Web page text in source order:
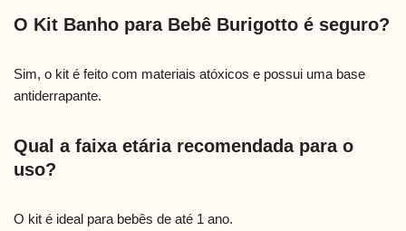
O Kit Banho para Bebê Burigotto é seguro?
Sim, o kit é feito com materiais atóxicos e possui uma base
antiderrapante.
Qual a faixa etária recomendada para o
uso?
O kit é ideal para bebês de até 1 ano.